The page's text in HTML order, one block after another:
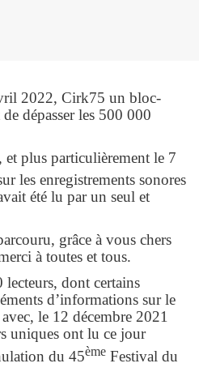
2022, Cirk75 un bloc-
dépasser les 500 000
plus particulièrement le 7
les enregistrements sonores
été lu par un seul et
grâce à vous chers
à toutes et tous.
dont certains
d’informations sur le
le 12 décembre 2021
uniques ont lu ce jour
du 45ème Festival du